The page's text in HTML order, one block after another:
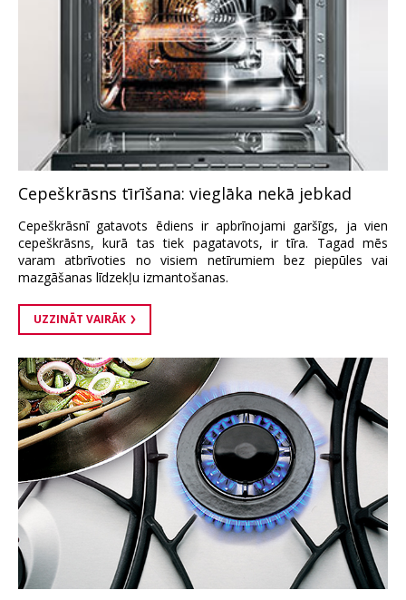
Cepeškrāsns tīrīšana: vieglāka nekā jebkad
Cepeškrāsnī gatavots ēdiens ir apbrīnojami garšīgs, ja vien
cepeškrāsns, kurā tas tiek pagatavots, ir tīra. Tagad mēs
varam atbrīvoties no visiem netīrumiem bez piepūles vai
mazgāšanas līdzekļu izmantošanas.
UZZINĀT VAIRĀK